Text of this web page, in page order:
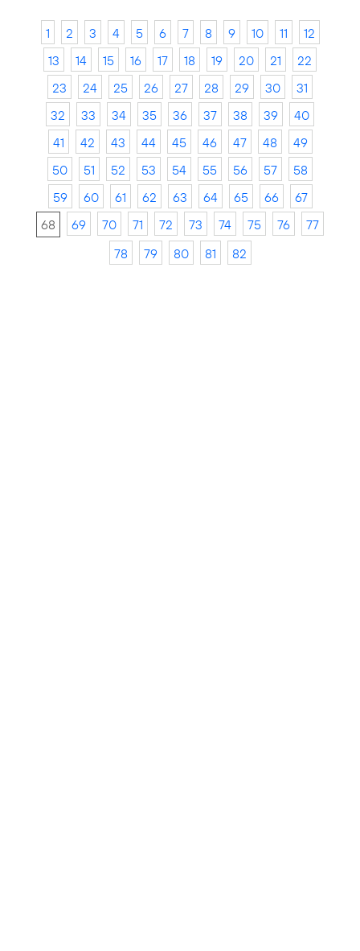
1 2 3 4 5 6 7 8 9 10 11
12
13
14 15 16 17 18 19 20 21
22
23
24 25 26 27 28 29 30
31
32
33 34 35 36 37 38 39
40
41
42 43 44 45 46 47 48
49
50
51 52 53 54 55 56 57
58
59
60 61 62 63 64 65 66
67
68
69 70 71 72 73 74 75 76
77
78
79 80 81 82